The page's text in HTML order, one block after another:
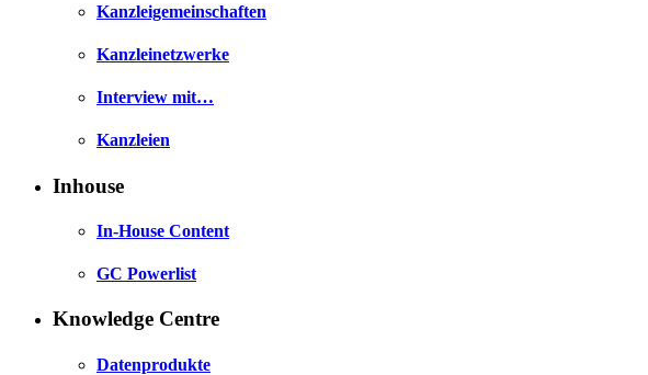
Kanzleigemeinschaften
Kanzleinetzwerke
Interview mit…
Kanzleien
Inhouse
In-House Content
GC Powerlist
Knowledge Centre
Datenprodukte